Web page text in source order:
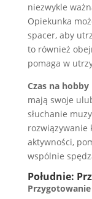
niezwykle
Opiekunka
spacer, aby
to również
pomaga w
Czas na
mają swoje
słuchanie
rozwiązywanie
aktywności,
wspólnie
Południe: